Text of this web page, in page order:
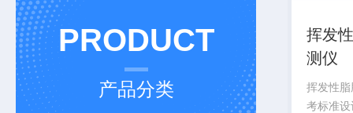
PRODUCT
产品分类
挥发
测仪
挥发性
考标准